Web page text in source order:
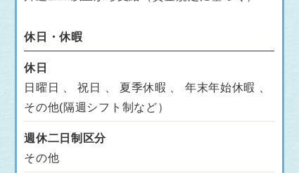
休日・休暇
休日
日曜日 、 祝日 、 夏季休暇 、 年末年始休暇 、
その他(隔週シフト制など）
週休二日制区分
その他